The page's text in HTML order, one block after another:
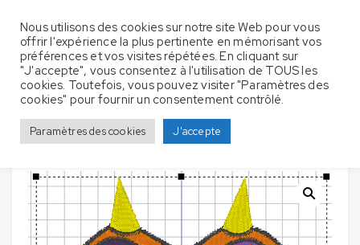
Accueil Serviette de bain
Mascottes / Personnages
Serviettes de bain avec broderie – Masque
Nous utilisons des cookies sur notre site Web pour vous
offrir l'expérience la plus pertinente en mémorisant vos
préférences et vos visites répétées. En cliquant sur
"J'accepte", vous consentez à l'utilisation de TOUS les
cookies. Toutefois, vous pouvez visiter "Paramètres des
cookies" pour fournir un consentement contrôlé.
Paramètres des cookies J'accepte